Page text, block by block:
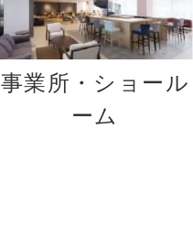
事業所・ショール
ーム